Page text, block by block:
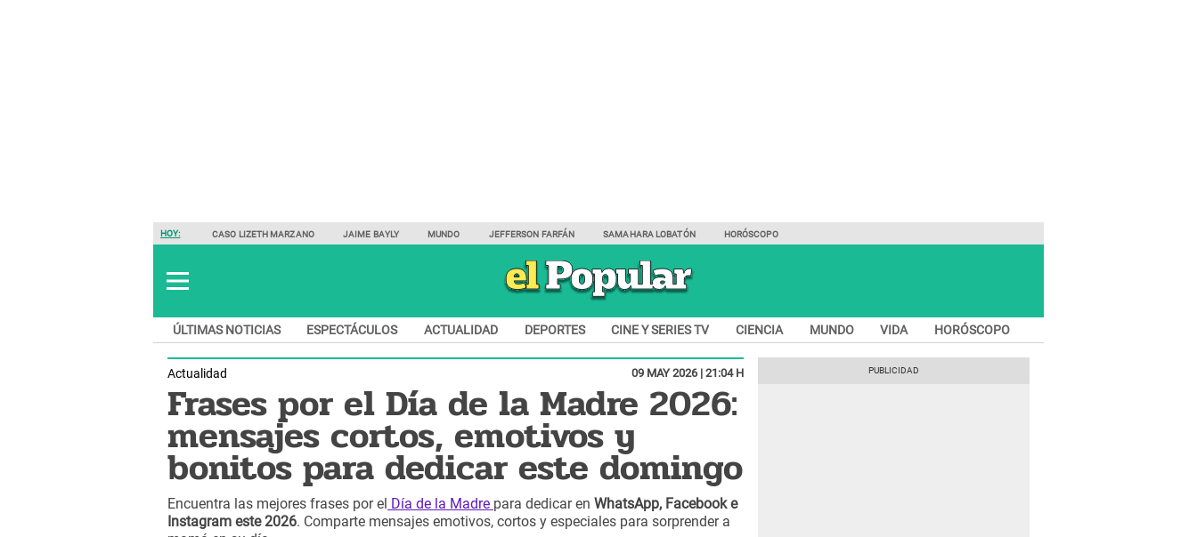
HOY: CASO LIZETH MARZANO JAIME BAYLY MUNDO JEFFERSON FARFÁN SAMAHARA LOBATÓN HORÓSCOPO
ÚLTIMAS NOTICIAS ESPECTÁCULOS ACTUALIDAD DEPORTES CINE Y SERIES TV CIENCIA MUNDO VIDA HORÓSCOPO
Actualidad 09 MAY 2026 | 21:04 H
Frases por el Día de la Madre 2026:
mensajes cortos, emotivos y
bonitos para dedicar este domingo
Encuentra las mejores frases por el Día de la Madre para dedicar en WhatsApp, Facebook e
Instagram este 2026. Comparte mensajes emotivos, cortos y especiales para sorprender a